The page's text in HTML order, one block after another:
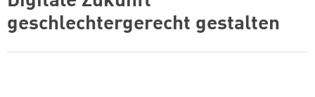
geschlechtergerecht gestalten